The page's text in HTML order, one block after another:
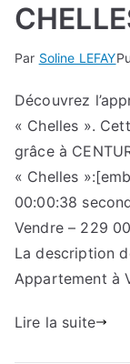
Par Soline LEFAY
Découvrez
« Chelles ».
grâce à
« Chelles
00:00:38
Vendre – 229
La description
Appartement à
Lire la suite